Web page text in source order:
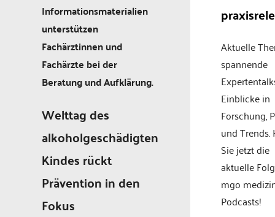
Informationsmaterialien
unterstützen
Fachärztinnen und
Fachärzte bei der
Beratung und Aufklärung.
Welttag des
alkoholgeschädigten
Kindes rückt
Prävention in den
Fokus
Aktuelle
spannende
Einblicke in
Forschung,
und Trends.
Sie jetzt die
aktuelle
mgo
Podcasts!